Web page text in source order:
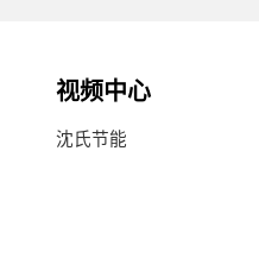
视频中心
沈氏节能